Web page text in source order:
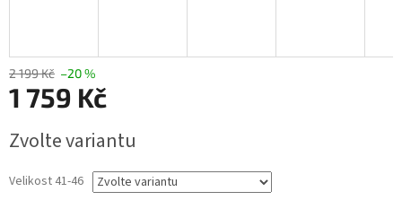
2 199 Kč –20 %
1 759 Kč
cena:
Zvolte variantu
Velikost 41-46